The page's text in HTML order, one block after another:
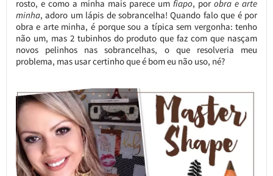
rosto, e como a minha mais parece umfiapo, porobra e arte
minha, adoro um lápis de sobrancelha! Quando falo que é por
obra e arte minha, é porque sou a típica sem vergonha: tenho
não um, mas 2 tubinhos do produto que faz com que nasçam
novos pelinhos nas sobrancelhas, o que resolveria meu
problema, mas usar certinho que é bom eu não uso, né?